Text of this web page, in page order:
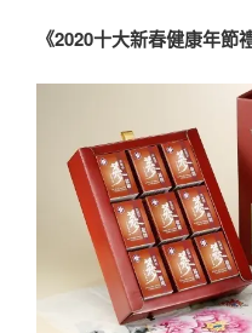
《2020十大新春健康年